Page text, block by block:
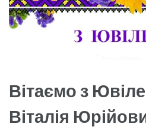
Вітаємо з
Віталія